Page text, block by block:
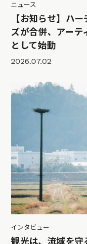
ニュース
【お知らせ】ハ
ズが合併、アー
として始動
2026.07.02
インタビュー
観光は、流域を守